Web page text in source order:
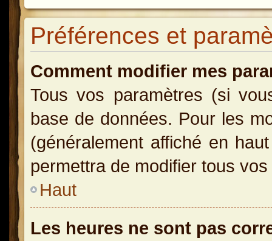
Préférences et
Comment modifier mes
Tous vos paramètres (si
base de données. Pour les
(généralement affiché en
permettra de modifier tous
Haut
Les heures ne sont pas